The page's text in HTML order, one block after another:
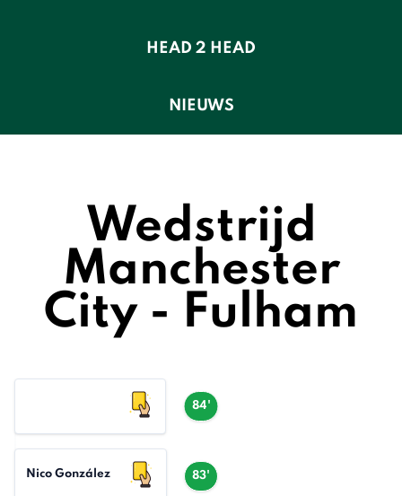
HEAD 2 HEAD
NIEUWS
Wedstrijd
Manchester
City - Fulham
84'
83'
Nico González